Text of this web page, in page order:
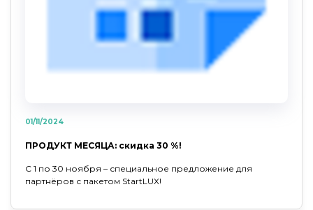
01/11/2024
ПРОДУКТ МЕСЯЦА: скидка 30 %!
С 1 по 30 ноября – специальное предложение для
партнёров с пакетом StartLUX!